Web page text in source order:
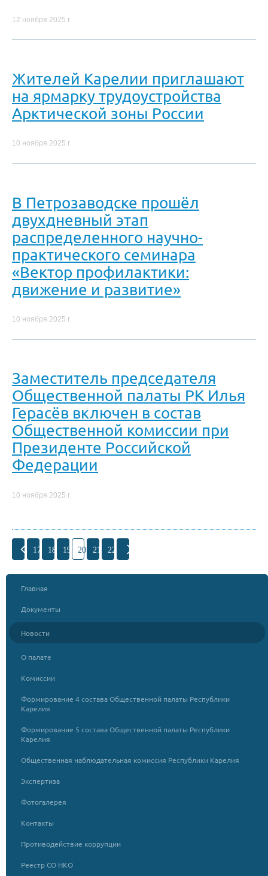
12 ноября 2025 г.
Жителей Карелии приглашают
на ярмарку трудоустройства
Арктической зоны России
10 ноября 2025 г.
В Петрозаводске прошёл
двухдневный этап
распределенного научно-
практического семинара
«Вектор профилактики:
движение и развитие»
10 ноября 2025 г.
Заместитель председателя
Общественной палаты РК Илья
Герасёв включен в состав
Общественной комиссии при
Президенте Российской
Федерации
10 ноября 2025 г.
17 18 19 20 21 22
Главная
Документы
Новости
О палате
Комиссии
Формирование 4 состава Общественной палаты Республики
Карелия
Формирование 5 состава Общественной палаты Республики
Карелия
Общественная наблюдательная комиссия Республики Карелия
Экспертиза
Фотогалерея
Контакты
Противодействие коррупции
Реестр СО НКО